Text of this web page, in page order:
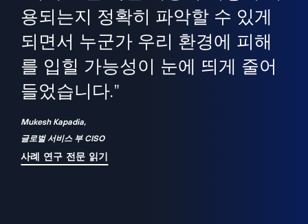
용되는지 정확히 파악할 수 있게
되면서 누군가 우리 환경에 피해
를 입힐 가능성이 눈에 띄게 줄어
들었습니다."
Mukesh Kapadia,
글로벌 서비스 부 CISO
사례 연구 전문 읽기